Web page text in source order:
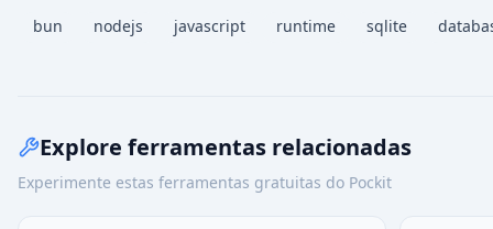
bun nodejs javascript runtime sqlite
Explore ferramentas relacionadas
Experimente estas ferramentas gratuitas do Pockit